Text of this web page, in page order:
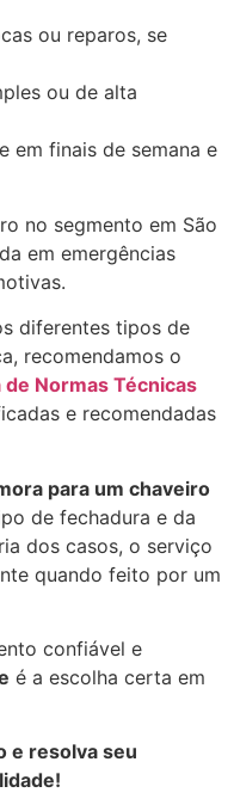
ou reparos, se
ou de alta
em finais de semana e
no segmento em São
em emergências
diferentes tipos de
recomendamos o
Normas Técnicas
e recomendadas
para um chaveiro
de fechadura e da
dos casos, o serviço
quando feito por um
confiável e
é a escolha certa em
e resolva seu